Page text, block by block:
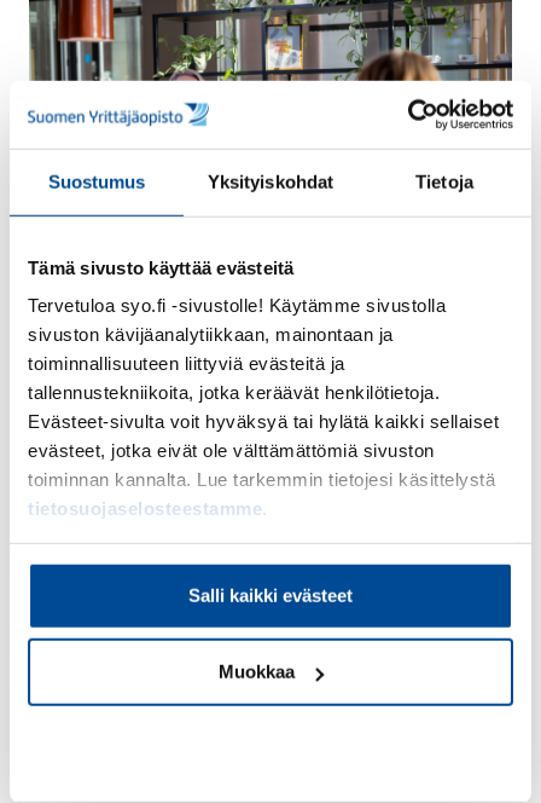
Suostumus Yksityiskohdat Tietoja
Tämä sivusto käyttää evästeitä
Tervetuloa syo.fi -sivustolle! Käytämme sivustolla
sivuston kävijäanalytiikkaan, mainontaan ja
toiminnallisuuteen liittyviä evästeitä ja
tallennustekniikoita, jotka keräävät henkilötietoja.
Evästeet-sivulta voit hyväksyä tai hylätä kaikki sellaiset
evästeet, jotka eivät ole välttämättömiä sivuston
toiminnan kannalta. Lue tarkemmin tietojesi käsittelystä
tietosuojaselosteestamme.
Salli kaikki evästeet
Muokkaa
Tapahtuman sisältö
Perusteet tekoälyn hyödyntämisestä ja käytöstä
Tietoturva ja eettinen tekoälyn käyttö
Harjoitellaan käytännönläheisesti Microsoft
Copilot -tekoälyohjelman käyttöä
Tiedon analysointi ja käsittely
Esimerkkinä: raportointi, erilaiset analyysit,
laskelmat, ennakointi, myynti, tuntilistat